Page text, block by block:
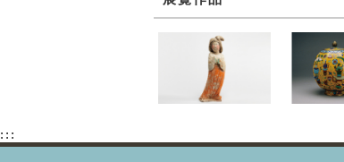
:::